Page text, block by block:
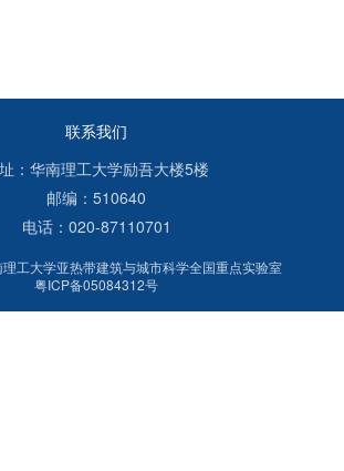
联系我们
：华南理工大学励吾大楼5楼
邮编：510640
电话：020-87110701
工大学亚热带建筑与城市科学全国重点实验室
粤ICP备05084312号